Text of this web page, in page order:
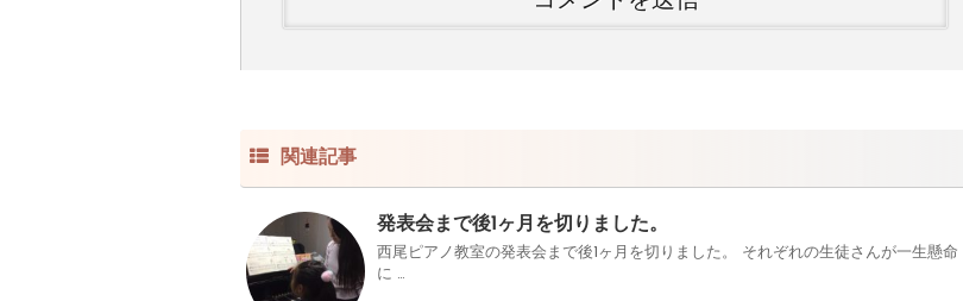
関連記事
発表会まで後1ヶ月を切りました。
西尾ピアノ教室の発表会まで後1ヶ月を切りました。 それぞれの生徒さんが一生懸命
に …